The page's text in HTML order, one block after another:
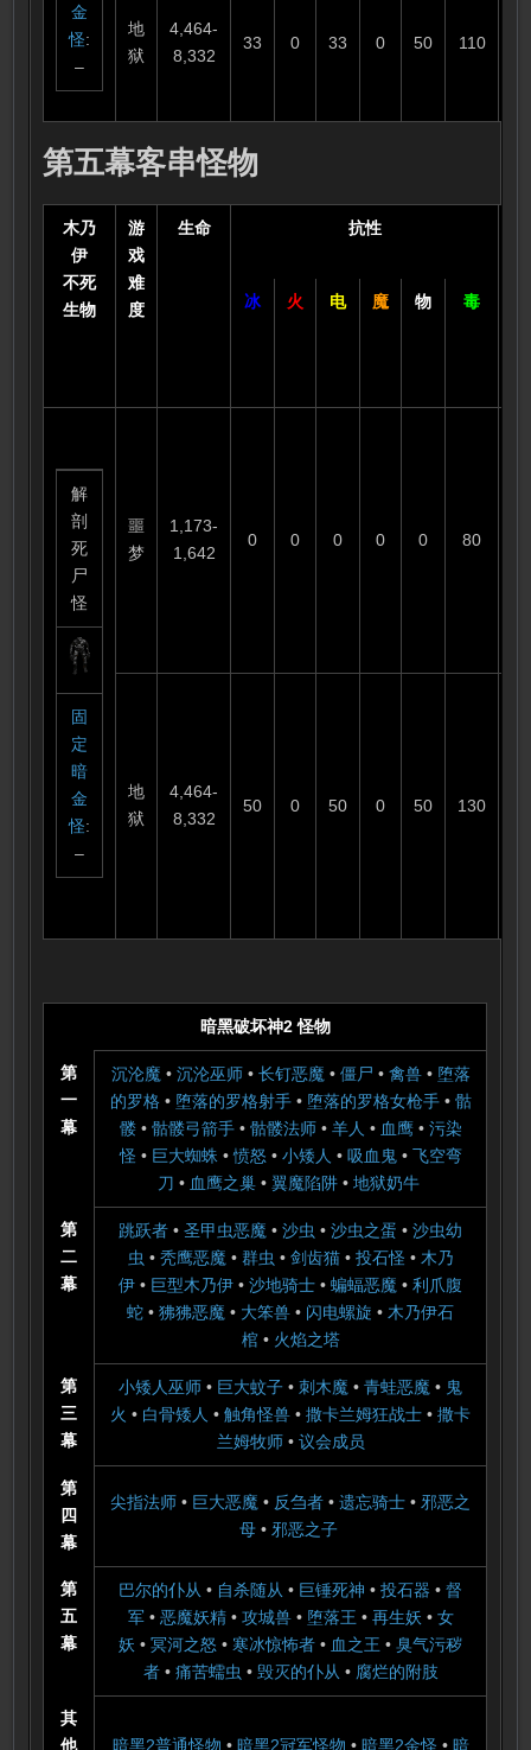
金
怪:
–
地
狱
4,464-
8,332
33 0 33 0 50 110
第五幕客串怪物
木乃
伊
不死
生物
游
戏
难
度
生命 抗性
冰 火 电 魔 物 毒
解
剖
死
尸
怪
固
定
暗
金
怪:
–
噩
梦
1,173-
1,642
0 0 0 0 0 80
地
狱
4,464-
8,332
50 0 50 0 50 130
暗黑破坏神2 怪物
第
一
幕
沉沦魔 • 沉沦巫师• 长钉恶魔 • 僵尸 • 禽兽• 堕落
的罗格• 堕落的罗格射手• 堕落的罗格女枪手• 骷
髅• 骷髅弓箭手• 骷髅法师• 羊人 • 血鹰• 污染
怪 • 巨大蜘蛛 •愤怒 • 小矮人 • 吸血鬼• 飞空弯
刀 • 血鹰之巢• 翼魔陷阱• 地狱奶牛
第
二
幕
跳跃者 •圣甲虫恶魔 •沙虫 •沙虫之蛋 •沙虫幼
虫 • 秃鹰恶魔 • 群虫 • 剑齿猫• 投石怪 • 木乃
伊 • 巨型木乃伊 •沙地骑士 •蝙蝠恶魔 •利爪腹
蛇 •狒狒恶魔 • 大笨兽 • 闪电螺旋 • 木乃伊石
棺• 火焰之塔
第
三
幕
小矮人巫师 • 巨大蚊子 •刺木魔 •青蛙恶魔 • 鬼
火 • 白骨矮人 •触角怪兽 •撒卡兰姆狂战士 •撒卡
兰姆牧师• 议会成员
第
四
幕
尖指法师 • 巨大恶魔 • 反刍者 •遗忘骑士 • 邪恶之
母• 邪恶之子
第
五
幕
巴尔的仆从 • 自杀随从 • 巨锤死神 •投石器 •督
军• 恶魔妖精• 攻城兽• 堕落王 • 再生妖 • 女
妖 •冥河之怒 • 寒冰惊怖者 • 血之王 •臭气污秽
者• 痛苦蠕虫 • 毁灭的仆从 • 腐烂的附肢
其
他
暗黑2普通怪物 • 暗黑2冠军怪物 • 暗黑2金怪 • 暗